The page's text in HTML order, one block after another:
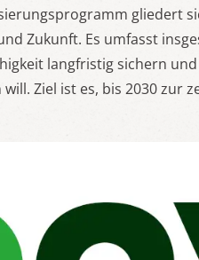
gliedert
Zukunft. Es umfasst
langfristig sichern
Ziel ist es, bis 2030